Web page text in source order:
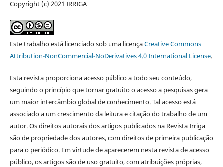
Copyright (c) 2021 IRRIGA
Este trabalho está licenciado sob uma licençaCreative Commons
Attribution-NonCommercial-NoDerivatives 4.0 International License.
Esta revista proporciona acesso público a todo seu conteúdo,
seguindo o princípio que tornar gratuito o acesso a pesquisas gera
um maior intercâmbio global de conhecimento. Tal acesso está
associado a um crescimento da leitura e citação do trabalho de um
autor. Os direitos autorais dos artigos publicados na Revista Irriga
são de propriedade dos autores, com direitos de primeira publicação
para o periódico. Em virtude de aparecerem nesta revista de acesso
público, os artigos são de uso gratuito, com atribuições próprias,